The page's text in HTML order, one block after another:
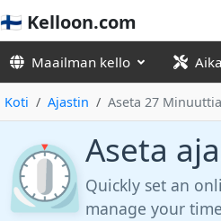
🇫🇮 Kelloon.com
Maailman kello
Koti Ajastin Aseta 27
⏲️Aseta
Quickly set an
manage your